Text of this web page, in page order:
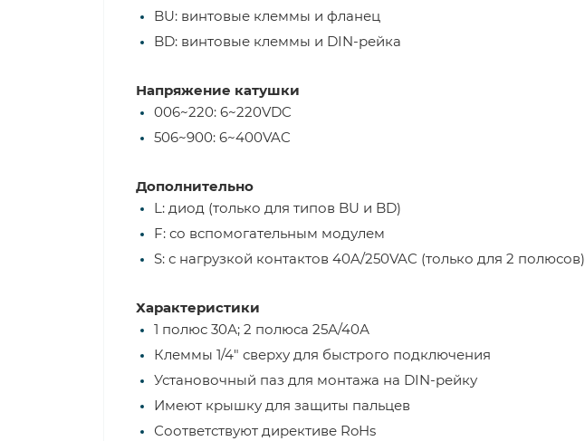
BU: винтовые клеммы и фланец
BD: винтовые клеммы и DIN-рейка
Напряжение катушки
006~220: 6~220VDC
506~900: 6~400VAC
Дополнительно
L: диод (только для типов BU и BD)
F: со вспомогательным модулем
S: с нагрузкой контактов 40A/250VAC (только для 2 полюсов)
Характеристики
1 полюс 30А; 2 полюса 25А/40А
Клеммы 1/4" сверху для быстрого подключения
Установочный паз для монтажа на DIN-рейку
Имеют крышку для защиты пальцев
Соответствуют директиве RoHs